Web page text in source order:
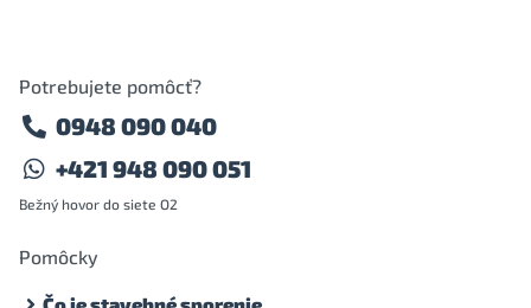
Potrebujete pomôcť?
0948 090 040
+421 948 090 051
Bežný hovor do siete O2
Pomôcky